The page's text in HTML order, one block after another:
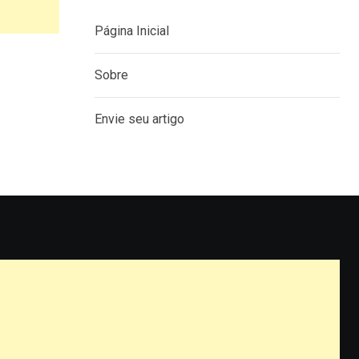
Página Inicial
Sobre
Envie seu artigo